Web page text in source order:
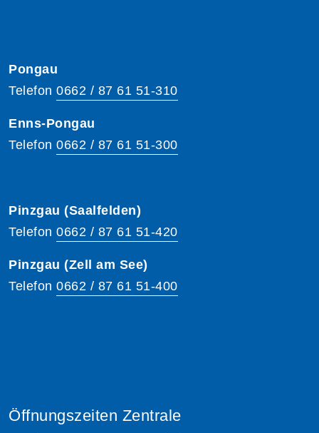
Pongau
Telefon 0662 / 87 61 51-310
Enns-Pongau
Telefon 0662 / 87 61 51-300
Pinzgau (Saalfelden)
Telefon 0662 / 87 61 51-420
Pinzgau (Zell am See)
Telefon 0662 / 87 61 51-400
Öffnungszeiten Zentrale